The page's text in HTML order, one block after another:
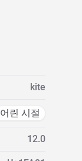
kite
어린 시절
12.0